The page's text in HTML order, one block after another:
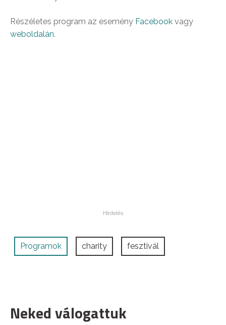
Részéletes program az esemény Facebook vagy
weboldalán.
Programok charity fesztivál
Neked válogattuk